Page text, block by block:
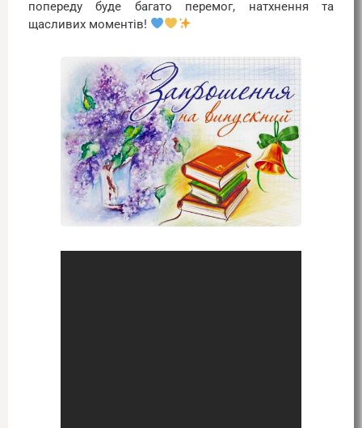
попереду буде багато перемог, натхнення та
щасливих моментів!